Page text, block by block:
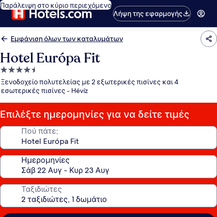
Παράλειψη στο κύριο περιεχόμενο
Λήψη της εφαρμογής
Εμφάνιση όλων των καταλυμάτων
Hotel Európa Fit
Κατάλυμα
με
4.5
αστέρια
Ξενοδοχείο πολυτελείας με 2 εξωτερικές πισίνες και 4
εσωτερικές πισίνες - Hévíz
Επιλέξτε ημερομηνίες για να δείτε τιμές
Πού πάτε;
Ημερομηνίες
Ταξιδιώτες